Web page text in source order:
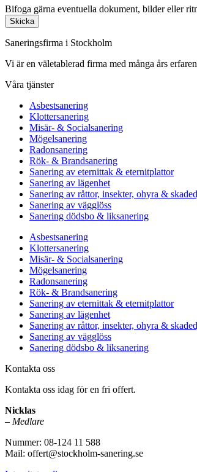
Bifoga gärna eventuella dokument, bilder eller
Skicka
Saneringsfirma i Stockholm
Vi är en väletablerad firma med många års
Våra tjänster
Asbestsanering
Klottersanering
Misär- & Socialsanering
Mögelsanering
Radonsanering
Rök- & Brandsanering
Sanering av eternittak & eternitplattor
Sanering av lägenhet
Sanering av råttor, insekter, ohyra &
Sanering av vägglöss
Sanering dödsbo & liksanering
Asbestsanering
Klottersanering
Misär- & Socialsanering
Mögelsanering
Radonsanering
Rök- & Brandsanering
Sanering av eternittak & eternitplattor
Sanering av lägenhet
Sanering av råttor, insekter, ohyra &
Sanering av vägglöss
Sanering dödsbo & liksanering
Kontakta oss
Kontakta oss idag för en fri offert.
Nicklas
– Medlare
Nummer: 08-124 11 588
Mail: offert@stockholm-sanering.se